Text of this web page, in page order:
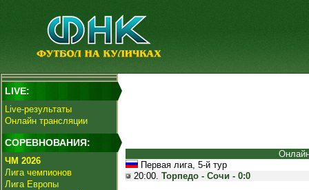
LIVE:
Live-результаты
Онлайн трансляции
СОРЕВНОВАНИЯ:
ЧМ 2026
Лига чемпионов
Лига Европы
Первая лига, 5-й тур
20:00. Торпедо - Сочи - 0:0